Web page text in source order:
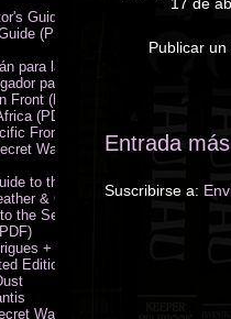
Publicar
Entrada
Suscribirse a:
Guide (PDF)
(PDF)
para la Guerra Secreta
para la Guerra Secreta
(PDF)
(PDF)
Front
War
to the Secret War
& Canvas Bag
the Secret War
+ ecran
Edition Book
War